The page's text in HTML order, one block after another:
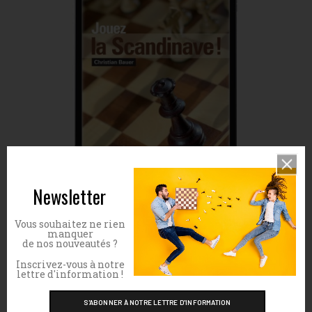
Jouez la Scandinave !
Prix
22,99 €
Newsletter
Vous souhaitez ne rien
manquer
de nos nouveautés ?
Inscrivez-vous à notre
lettre d'information !